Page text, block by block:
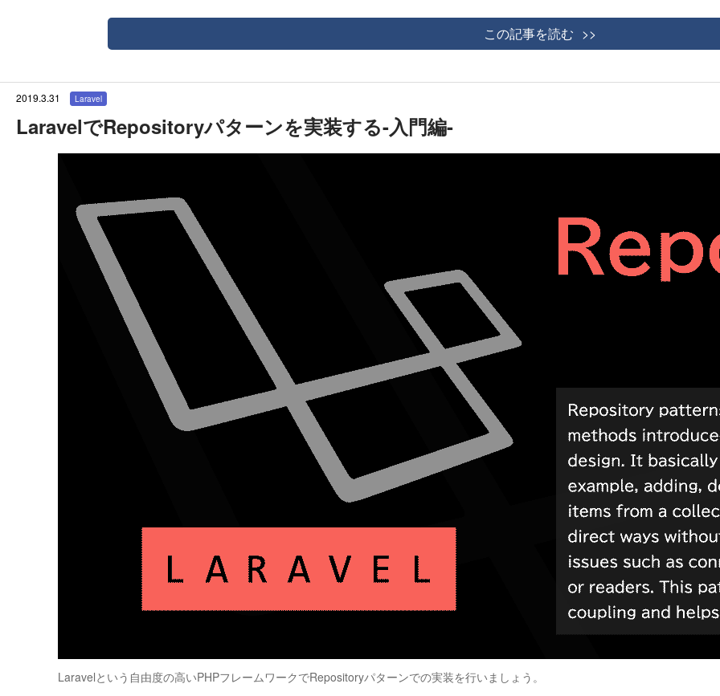
この記事を読む
LaravelでRepositoryパターンを実装する-入門編-
2019.3.31 Laravel
Laravelという自由度の高いPHPフレームワークでRepositoryパターンでの実装を行いましょう。